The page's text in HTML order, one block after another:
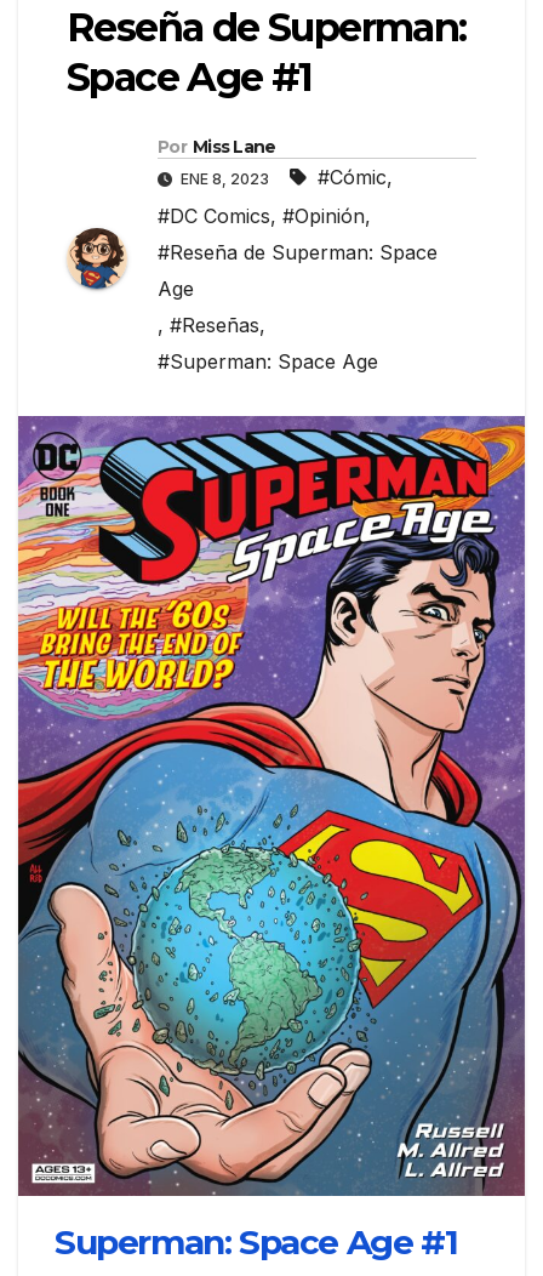
Reseña de Superman:
Space Age #1
Por Miss Lane
ENE 8, 2023 #Cómic,
#DC Comics, #Opinión,
#Reseña de Superman: Space
Age
, #Reseñas,
#Superman: Space Age
Superman: Space Age #1